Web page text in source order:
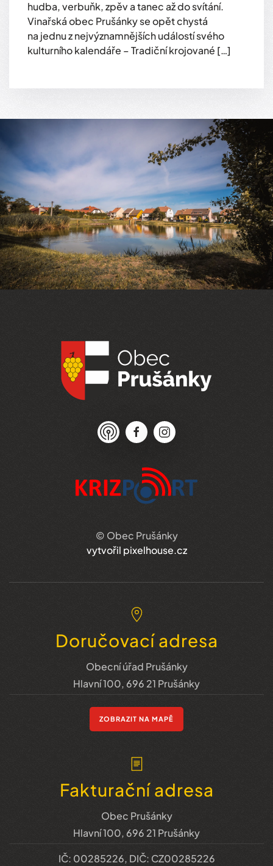
hudba, verbuňk, zpěv a tanec až do svítání.
Vinařská obec Prušánky se opět chystá
na jednu z nejvýznamnějších událostí svého
kulturního kalendáře – Tradiční krojované […]
© Obec Prušánky
vytvořil pixelhouse.cz
Doručovací adresa
Obecní úřad Prušánky
Hlavní 100, 696 21 Prušánky
ZOBRAZIT NA MAPĚ
Fakturační adresa
Obec Prušánky
Hlavní 100, 696 21 Prušánky
IČ: 00285226, DIČ: CZ00285226